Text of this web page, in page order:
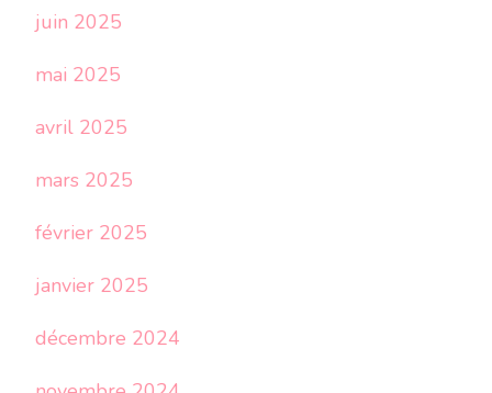
juin 2025
mai 2025
avril 2025
mars 2025
février 2025
janvier 2025
décembre 2024